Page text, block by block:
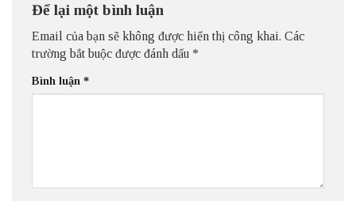
Để lại một bình luận
Email của bạn sẽ không được hiển thị công khai. Các
trường bắt buộc được đánh dấu *
Bình luận *